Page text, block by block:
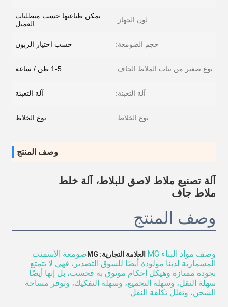
لون الجهاز:
يمكن طباعتها حسب متطلبات
العميل
حجم الصومعة: حسب اختيار الزبون
نوع صغير من نبات الملاط الجاف: 1-5 طن / ساعة
آلة التعبئة: آلة التعبئة
نوع الخلاط: نوع الخلاط
وصف المنتج
آلة تصنيع ملاط لاصق للبلاط، آلة خلط
ملاط جاف
وصف المنتج
وصف مواد البناء MG العلامة التجارية: MG
صومعة الأسمنت
المسمارية لدينا مولودة أيضًا للسوق التصدير، فهي لا تتمتع
بجودة ممتازة وهيكل إحكام موثوق به فحسب، بل إنها أيضًا
سهلة النقل، وسهلة التجميع، وسهلة التفكيك، وتوفر مساحة
الشحن، وتقلل تكلفة النقل.